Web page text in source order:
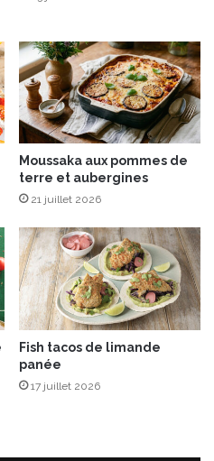
Moussaka aux pommes de
terre et aubergines
21 juillet 2026
Fish tacos de limande
panée
17 juillet 2026